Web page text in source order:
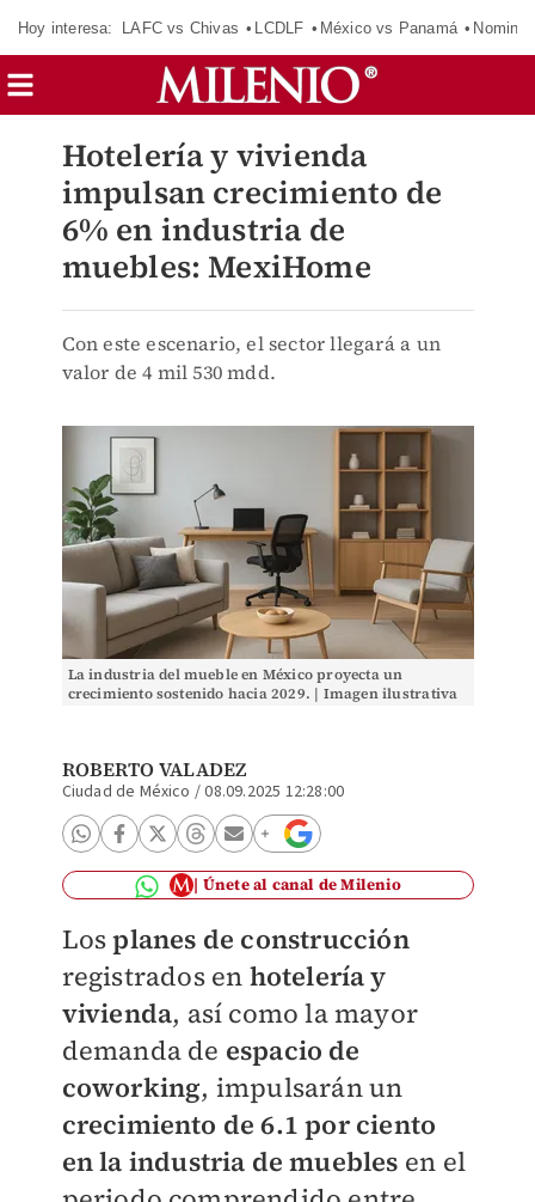
Hoy interesa: LAFC vs Chivas LCDLF México vs Panamá
Hotelería y vivienda
impulsan crecimiento de
6% en industria de
muebles: MexiHome
Con este escenario, el sector llegará a un
valor de 4 mil 530 mdd.
La industria del mueble en México proyecta un
crecimiento sostenido hacia 2029. | Imagen ilustrativa
ROBERTO VALADEZ
Ciudad de México /08.09.2025 12:28:00
Únete al canal de Milenio
Losplanes de construcción
registrados en hotelería y
vivienda, así como la mayor
demanda de espacio de
coworking, impulsarán un
crecimiento de 6.1 por ciento
en la industria de muebles en el